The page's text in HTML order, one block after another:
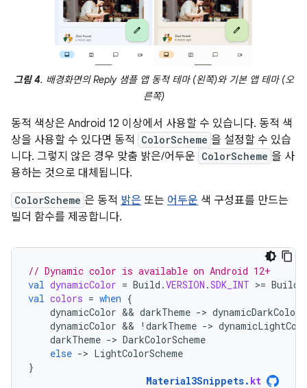
그림 4. 배경화면의 Reply 샘플 앱 동적 테마 (왼쪽)와 기본 앱 테마 (오
른쪽)
동적 색상은 Android 12 이상에서 사용할 수 있습니다. 동적 색
상을 사용할 수 있다면 동적
ColorScheme 을 설정할 수 있습
니다. 그렇지 않은 경우 맞춤 밝은/어두운 ColorScheme 을 사
용하는 것으로 대체됩니다.
ColorScheme 은 동적 밝은 또는 어두운 색 구성표를 만드는
빌더 함수를 제공합니다.
// Dynamic color is available on Android 12+
val dynamicColor = Build .VERSION .SDK_INT >= Build
val colors = when {
dynamicColor && darkTheme ->
dynamicColor && ! darkTheme ->
darkTheme -> DarkColorScheme
else -> LightColorScheme
}
Material3Snippets. kt